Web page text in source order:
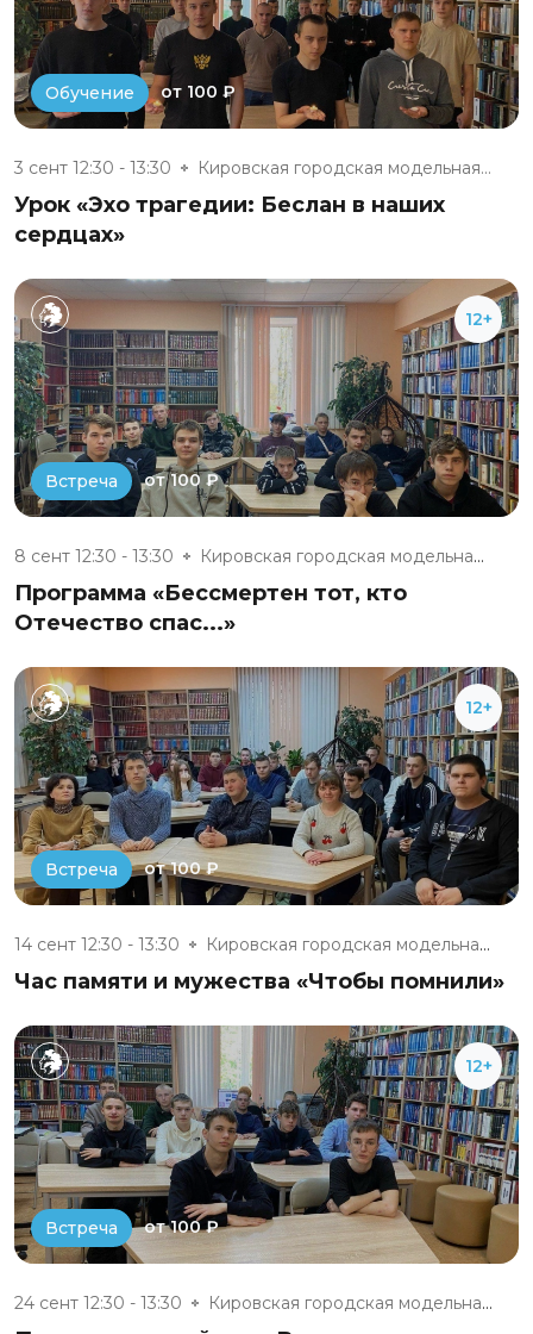
Обучение от 100 ₽
3 сент 12:30 - 13:30 Кировская городская модельная...
Урок «Эхо трагедии: Беслан в наших
сердцах»
12+
Встреча от 100 ₽
8 сент 12:30 - 13:30 Кировская городская модельная...
Программа «Бессмертен тот, кто
Отечество спас...»
12+
Встреча от 100 ₽
14 сент 12:30 - 13:30 Кировская городская модельная...
Час памяти и мужества «Чтобы помнили»
12+
Встреча от 100 ₽
24 сент 12:30 - 13:30 Кировская городская модельная...